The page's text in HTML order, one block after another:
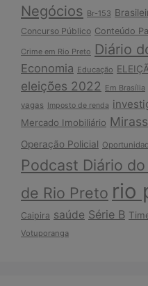
Negócios Br-153
Concurso Público Conteúdo
Crime em Rio Preto Diário
Economia Educação
eleições 2022 Em Brasília
vagas
Imposto de renda
Mercado Imobiliário
Operação Policial
Podcast Diário
de Rio Preto rio
Caipira saúde Série B
Votuporanga